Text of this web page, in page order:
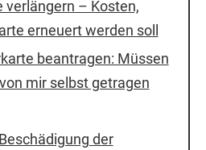
verlängern – Kosten,
erneuert werden soll
beantragen: Müssen
mir selbst getragen
der